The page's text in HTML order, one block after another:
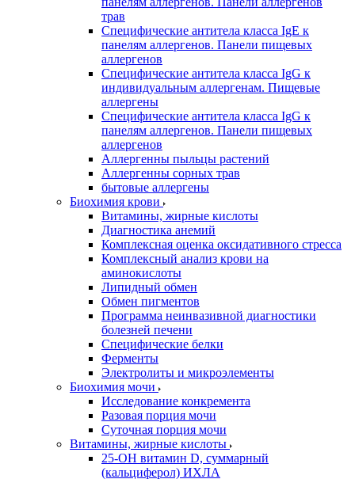
трав
Специфические антитела класса IgE к
панелям аллергенов. Панели пищевых
аллергенов
Специфические антитела класса IgG к
индивидуальным аллергенам. Пищевые
аллергены
Специфические антитела класса IgG к
панелям аллергенов. Панели пищевых
аллергенов
Аллергенны пыльцы растений
Аллергенны сорных трав
бытовые аллергены
Биохимия крови
Витамины, жирные кислоты
Диагностика анемий
Комплексная оценка оксидативного стресса
Комплексный анализ крови на
аминокислоты
Липидный обмен
Обмен пигментов
Программа неинвазивной диагностики
болезней печени
Специфические белки
Ферменты
Электролиты и микроэлементы
Биохимия мочи
Исследование конкремента
Разовая порция мочи
Суточная порция мочи
Витамины, жирные кислоты
25-OH витамин D, суммарный
(кальциферол) ИХЛА